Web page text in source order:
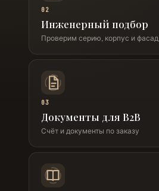
02
Инженерный подбор
Проверим серию, корпус и фасад
03
Документы для B2B
Счёт и документы по заказу